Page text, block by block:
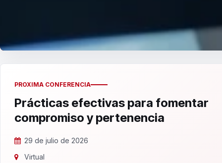
PROXIMA CONFERENCIA
Prácticas efectivas para fomentar
compromiso y pertenencia
29 de julio de 2026
Virtual